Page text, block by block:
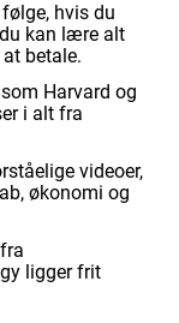
hvis du
kan lære alt
betale.
Harvard og
i alt fra
videoer,
økonomi og
ligger frit